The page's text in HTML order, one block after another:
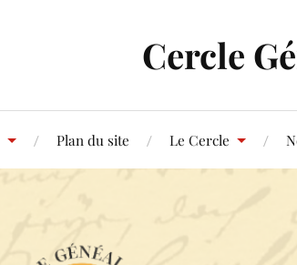
Cercle
Plan du site Le Cercle